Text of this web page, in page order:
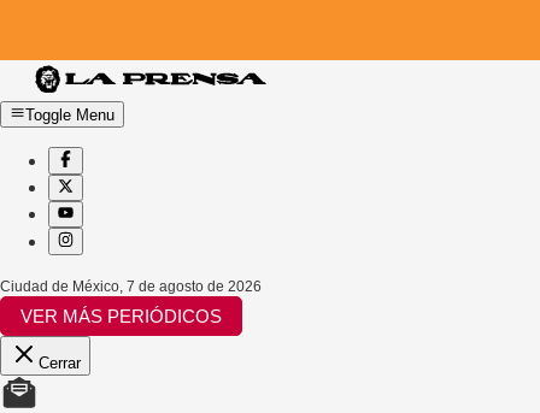
Toggle Menu
Ciudad de México 7 de agosto de 2026
VER MÁS PERIÓDICOS
Cerrar